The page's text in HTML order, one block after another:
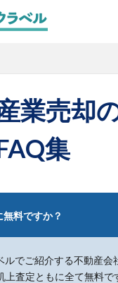
業売却
集
料ですか？
ルでご紹介する不動産会
上査定ともに全て無料で